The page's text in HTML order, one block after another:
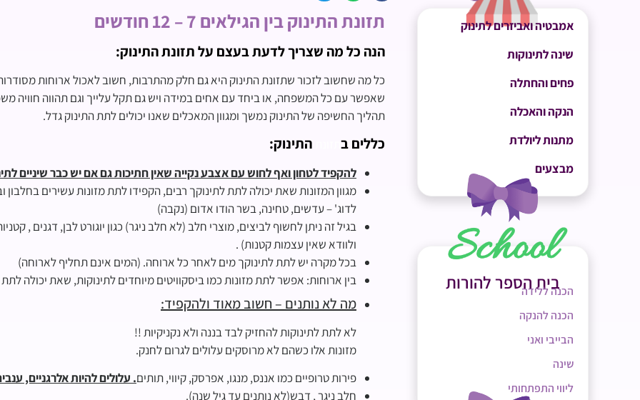
אמבטיה ואביזרים לתינוק
שינה לתינוקות
פחים והחתלה
הנקה והאכלה
מתנות ליולדת
מבצעים
בית הספר להורות
הכנה ללידה
הכנה להנקה
הבייבי ואני
שינה
ליווי התפתחותי
תזונת התינוק בין הגילאים 7 – 12 חודשים
הנה כל מה שצריך לדעת בעצם על תזונת התינוק:
כל מה שחשוב לזכור שתזונת התינוק היא גם חלק מהתרבות, חשוב לאכול ארוחות
שאפשר עם כל המשפחה, או ביחד עם אחים במידה ויש גם תקל עלייך וגם תהווה חוויה
תהליך החשיפה של התינוק נמשך ומגוון המאכלים שאנו יכולים לתת התינוק גדל.
כללים ב התינוק:
להקפיד לטחון ואף לחוש עם אצבע נקייה שאין חתיכות גם אם יש כבר שיניים
מגוון המזונות שאת יכולה לתת לתינוקך רבים, הקפידו לתת מזונות עשירים בחלבון
לדוג' – עדשים, טחינה, בשר הודו אדום (נקבה)
בגיל זה ניתן לחשוף לביצים, מוצרי חלב (לא חלב ניגר) כגון יוגורט לבן, דגנים ,
ולוודא שאין עצמות קטנות) .
בכל מקרה יש לתת לתינוקך מים לאחר כל ארוחה. (המים אינם תחליף לארוחה)
בין ארוחות: אפשר לתת מזונות כמו ביסקוויטים מיוחדים לתינוקות, שאת יכולה
מה לא נותנים – חשוב מאוד ולהקפיד:
לא לתת לתינוקות להחזיק לבד בננה ולא נקניקיות !!
מזונות אלו כשהם לא מרוסקים עלולים לגרום לחנק.
פירות טרופיים כמו אננס, מנגו, אפרסק, קיווי, תותים. עלולים להיות אלרגניים,
חלב ניגר , דבש(לא נותנים עד גיל שנה).